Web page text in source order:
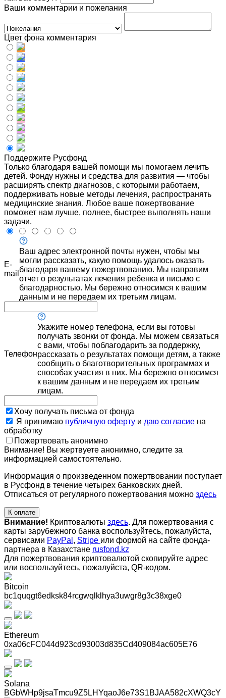
Ваши комментарии и пожелания
Цвет фона комментария
Поддержите Русфонд
Только благодаря вашей помощи мы помогаем лечить
детей. Фонду нужны и средства для развития — чтобы
расширять спектр диагнозов, с которыми работаем,
поддерживать новые методы лечения, распространять
медицинские знания. Любое ваше пожертвование
поможет нам лучше, полнее, быстрее выполнять наши
задачи.
E-
mail
Ваш адрес электронной почты нужен, чтобы мы
могли рассказать, какую помощь удалось оказать
благодаря вашему пожертвованию. Мы направим
отчет о результатах лечения ребенка и письмо с
благодарностью. Мы бережно относимся к вашим
данным и не передаем их третьим лицам.
Телефон
Укажите номер телефона, если вы готовы
получать звонки от фонда. Мы можем связаться
с вами, чтобы поблагодарить за поддержку,
рассказать о результатах помощи детям, а также
сообщить о благотворительных программах и
способах участия в них. Мы бережно относимся
к вашим данным и не передаем их третьим
лицам.
Хочу получать письма от фонда
Я принимаю публичную оферту и даю согласие на
обработку
Пожертвовать анонимно
Внимание! Вы жертвуете анонимно, следите за
информацией самостоятельно.
Информация о произведенном пожертвовании поступает
в Русфонд в течение четырех банковских дней.
Отписаться от регулярного пожертвования можно здесь
К оплате
Внимание! Криптовалюты здесь. Для пожертвования с
карты зарубежного банка воспользуйтесь, пожалуйста,
сервисами PayPal , Stripe или формой на сайте фонда-
партнера в Казахстане rusfond.kz
Для пожертвования криптовалютой скопируйте адрес
или воспользуйтесь, пожалуйста, QR-кодом.
Bitcoin
bc1quqgt6edksk84rcgwqlklhya3uwgr8g3c38xge0
Ethereum
0xa06cFC044d923cd93003d835Cd409084ac605E76
Solana
BGbWHp9jsaTmcu9Z5LHYqaoJ6e73S1BJAA582cXWQ3cY